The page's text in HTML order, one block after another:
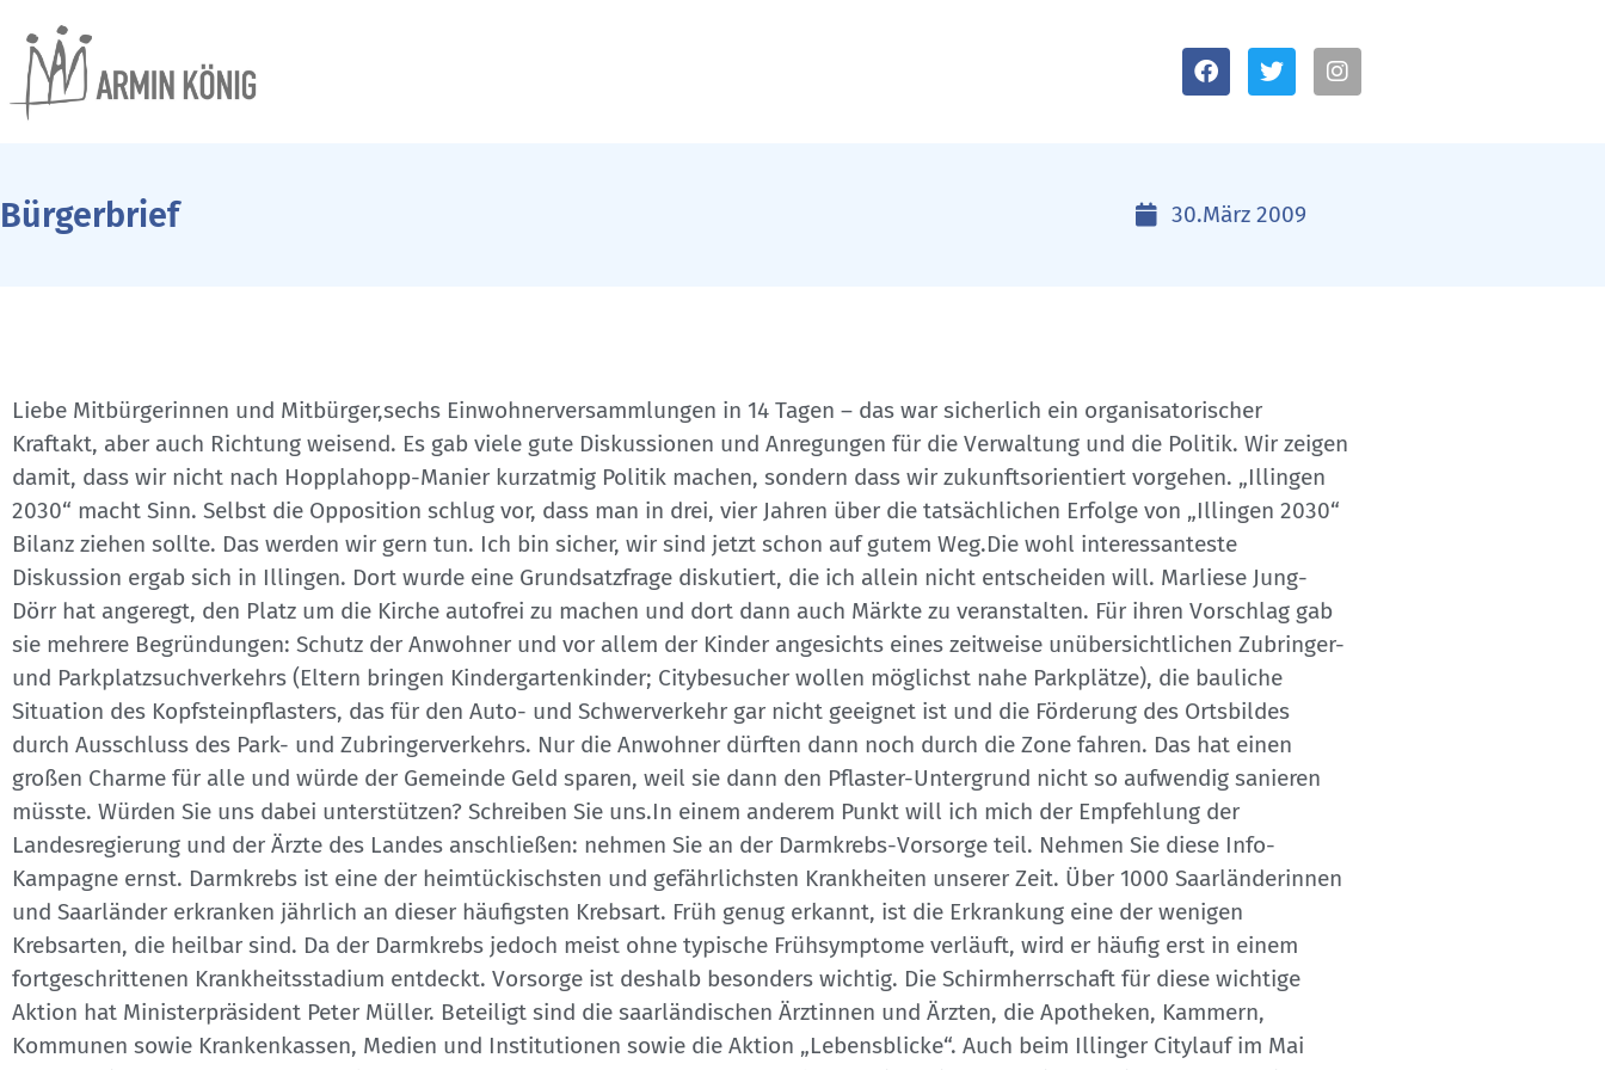
Bürgerbrief 30.März 2009
Liebe Mitbürgerinnen und Mitbürger,sechs Einwohnerversammlungen in 14 Tagen – das war sicherlich ein organisatorischer
Kraftakt, aber auch Richtung weisend. Es gab viele gute Diskussionen und Anregungen für die Verwaltung und die Politik. Wir zeigen
damit, dass wir nicht nach Hopplahopp-Manier kurzatmig Politik machen, sondern dass wir zukunftsorientiert vorgehen. „Illingen
2030“ macht Sinn. Selbst die Opposition schlug vor, dass man in drei, vier Jahren über die tatsächlichen Erfolge von „Illingen 2030“
Bilanz ziehen sollte. Das werden wir gern tun. Ich bin sicher, wir sind jetzt schon auf gutem Weg.Die wohl interessanteste
Diskussion ergab sich in Illingen. Dort wurde eine Grundsatzfrage diskutiert, die ich allein nicht entscheiden will. Marliese Jung-
Dörr hat angeregt, den Platz um die Kirche autofrei zu machen und dort dann auch Märkte zu veranstalten. Für ihren Vorschlag gab
sie mehrere Begründungen: Schutz der Anwohner und vor allem der Kinder angesichts eines zeitweise unübersichtlichen Zubringer-
und Parkplatzsuchverkehrs (Eltern bringen Kindergartenkinder; Citybesucher wollen möglichst nahe Parkplätze), die bauliche
Situation des Kopfsteinpflasters, das für den Auto- und Schwerverkehr gar nicht geeignet ist und die Förderung des Ortsbildes
durch Ausschluss des Park- und Zubringerverkehrs. Nur die Anwohner dürften dann noch durch die Zone fahren. Das hat einen
großen Charme für alle und würde der Gemeinde Geld sparen, weil sie dann den Pflaster-Untergrund nicht so aufwendig sanieren
müsste. Würden Sie uns dabei unterstützen? Schreiben Sie uns.In einem anderem Punkt will ich mich der Empfehlung der
Landesregierung und der Ärzte des Landes anschließen: nehmen Sie an der Darmkrebs-Vorsorge teil. Nehmen Sie diese Info-
Kampagne ernst. Darmkrebs ist eine der heimtückischsten und gefährlichsten Krankheiten unserer Zeit. Über 1000 Saarländerinnen
und Saarländer erkranken jährlich an dieser häufigsten Krebsart. Früh genug erkannt, ist die Erkrankung eine der wenigen
Krebsarten, die heilbar sind. Da der Darmkrebs jedoch meist ohne typische Frühsymptome verläuft, wird er häufig erst in einem
fortgeschrittenen Krankheitsstadium entdeckt. Vorsorge ist deshalb besonders wichtig. Die Schirmherrschaft für diese wichtige
Aktion hat Ministerpräsident Peter Müller. Beteiligt sind die saarländischen Ärztinnen und Ärzten, die Apotheken, Kammern,
Kommunen sowie Krankenkassen, Medien und Institutionen sowie die Aktion „Lebensblicke“. Auch beim Illinger Citylauf im Mai